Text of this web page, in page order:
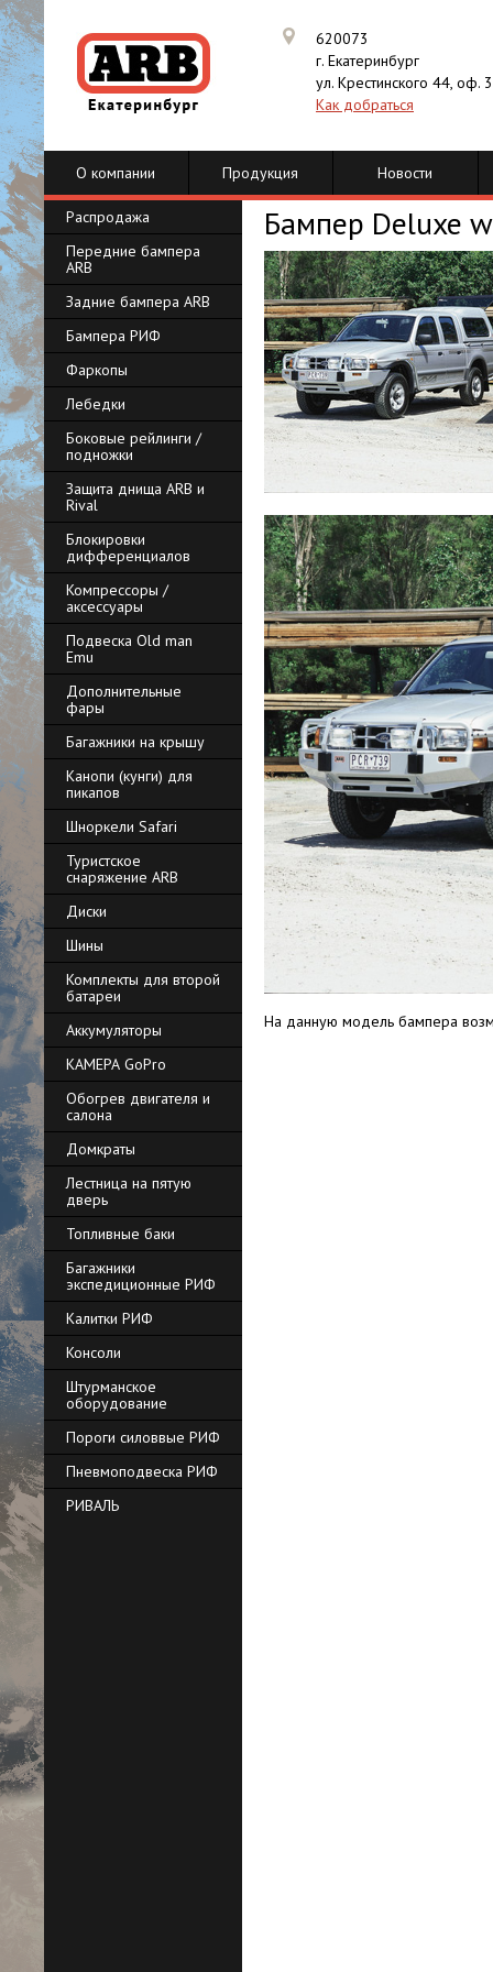
620073
г. Екатеринбург
ул. Крестинского 44, оф.
Как добраться
О компании Продукция Новости
Распродажа
Передние бампера
ARB
Задние бампера ARB
Бампера РИФ
Фаркопы
Лебедки
Боковые рейлинги /
подножки
Защита днища ARB и
Rival
Блокировки
дифференциалов
Компрессоры /
аксессуары
Подвеска Old man
Emu
Дополнительные
фары
Багажники на крышу
Канопи (кунги) для
пикапов
Шноркели Safari
Туристское
снаряжение ARB
Диски
Шины
Комплекты для второй
батареи
Аккумуляторы
КАМЕРА GoPro
Обогрев двигателя и
салона
Домкраты
Лестница на пятую
дверь
Топливные баки
Багажники
экспедиционные РИФ
Калитки РИФ
Консоли
Штурманское
оборудование
Пороги силоввые РИФ
Пневмоподвеска РИФ
РИВАЛЬ
Бампер Deluxe
На данную модель бампера